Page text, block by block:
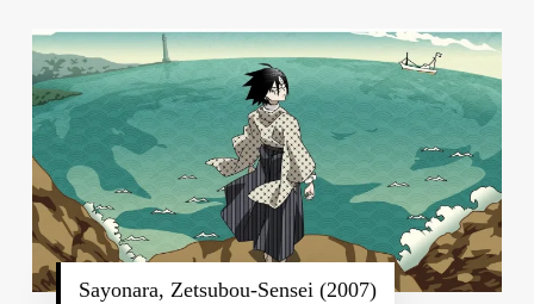
Sayonara, Zetsubou-Sensei (2007)